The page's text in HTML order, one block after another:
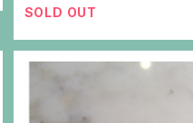
SOLD OUT